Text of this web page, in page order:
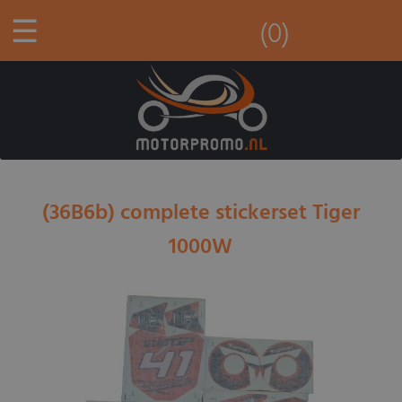
☰ (0)
(36B6b) complete stickerset Tiger
1000W